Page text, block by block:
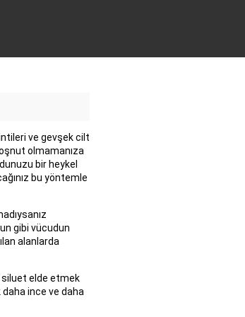
ve gevşek cilt
olmamanıza
bir heykel
bu yöntemle
gibi vücudun
alanlarda
siluet elde etmek
daha ince ve daha